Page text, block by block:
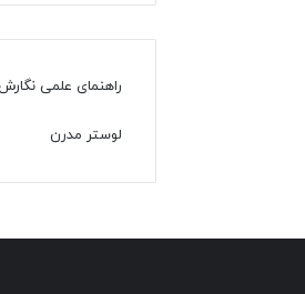
راهنمای علمی نگارش
لوستر مدرن